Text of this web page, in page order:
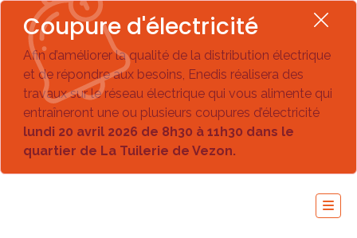
Coupure d'électricité
Afin d’améliorer la qualité de la distribution électrique
et de répondre aux besoins, Enedis réalisera des
travaux sur le réseau électrique qui vous alimente qui
entraîneront une ou plusieurs coupures d’électricité
lundi 20 avril 2026 de 8h30 à 11h30 dans le
quartier de La Tuilerie de Vezon.